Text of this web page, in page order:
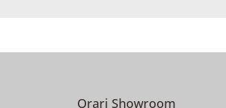
Orari Showroom